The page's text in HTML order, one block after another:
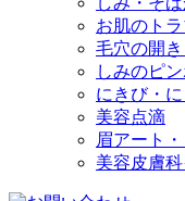
お肌のト
毛穴の開
しみのピ
にきび・
美容点滴
眉アート
美容皮膚